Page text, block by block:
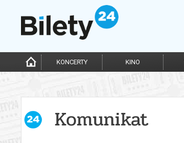
KONCERTY KINO
Komunikat